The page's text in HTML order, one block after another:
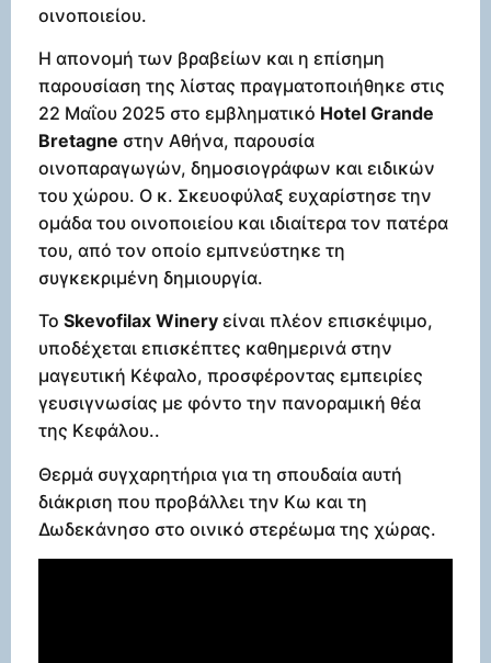
οινοποιείου.
Η απονομή των βραβείων και η επίσημη
παρουσίαση της λίστας πραγματοποιήθηκε στις
22 Μαΐου 2025 στο εμβληματικό Hotel Grande
Bretagne στην Αθήνα, παρουσία
οινοπαραγωγών, δημοσιογράφων και ειδικών
του χώρου. Ο κ. Σκευοφύλαξ ευχαρίστησε την
ομάδα του οινοποιείου και ιδιαίτερα τον πατέρα
του, από τον οποίο εμπνεύστηκε τη
συγκεκριμένη δημιουργία.
Το Skevofilax Winery είναι πλέον επισκέψιμο,
υποδέχεται επισκέπτες καθημερινά στην
μαγευτική Κέφαλο, προσφέροντας εμπειρίες
γευσιγνωσίας με φόντο την πανοραμική θέα
της Κεφάλου..
Θερμά συγχαρητήρια για τη σπουδαία αυτή
διάκριση που προβάλλει την Κω και τη
Δωδεκάνησο στο οινικό στερέωμα της χώρας.